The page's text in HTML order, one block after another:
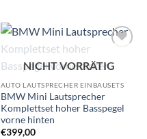
Wunschliste
NICHT VORRÄTIG
AUTO LAUTSPRECHER EINBAUSETS
BMW Mini Lautsprecher
Komplettset hoher Basspegel
vorne hinten
€399,00